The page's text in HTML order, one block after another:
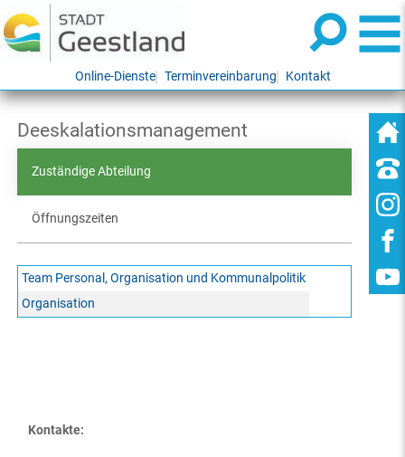
Online-Dienste Terminvereinbarung Kontakt
Deeskalationsmanagement
Zuständige Abteilung
Öffnungszeiten
Team Personal, Organisation und Kommunalpolitik
Organisation
Kontakte: